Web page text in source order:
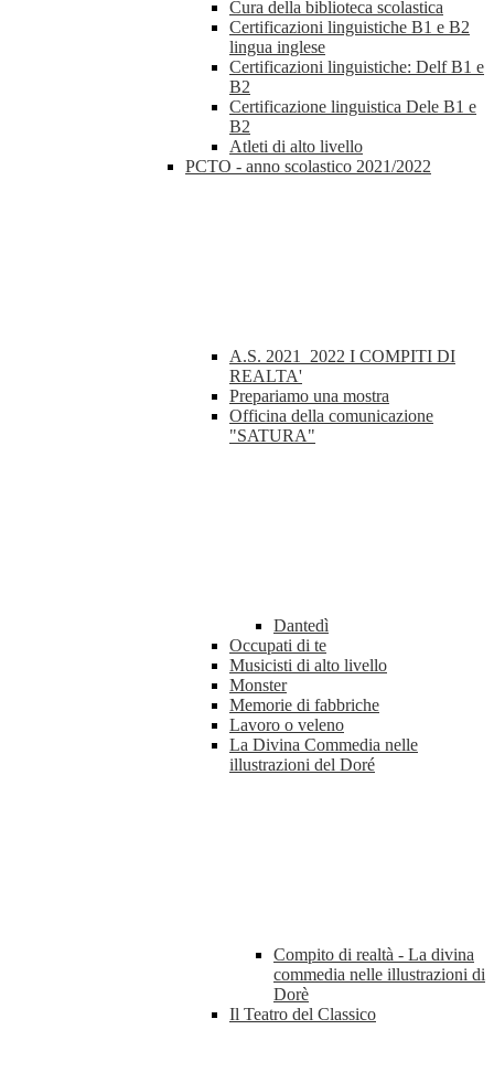
Cura della biblioteca scolastica
Certificazioni linguistiche B1 e B2
lingua inglese
Certificazioni linguistiche: Delf B1 e
B2
Certificazione linguistica Dele B1 e
B2
Atleti di alto livello
PCTO - anno scolastico 2021/2022
A.S. 2021_2022 I COMPITI DI
REALTA'
Prepariamo una mostra
Officina della comunicazione
"SATURA"
Dantedì
Occupati di te
Musicisti di alto livello
Monster
Memorie di fabbriche
Lavoro o veleno
La Divina Commedia nelle
illustrazioni del Doré
Compito di realtà - La divina
commedia nelle illustrazioni di
Dorè
Il Teatro del Classico